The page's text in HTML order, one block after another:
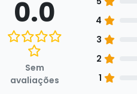
0.0
Sem
avaliações
4
3
2
1